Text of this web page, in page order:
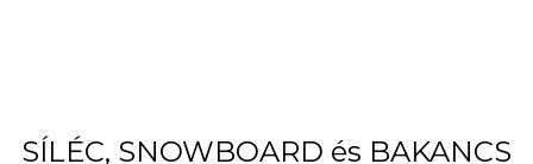
SÍLÉC, SNOWBOARD és BAKANCS